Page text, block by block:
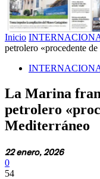
Inicio
petrolero «procedente
La Marina
petrolero
Mediterráneo
22 enero, 2026
0
54